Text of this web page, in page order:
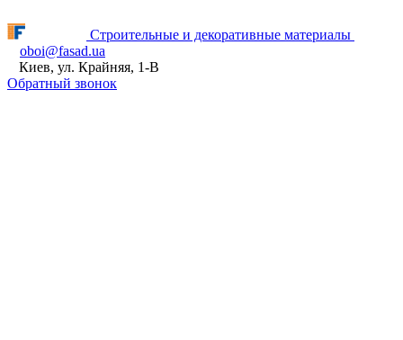
Строительные и декоративные материалы
oboi@fasad.ua
Киев, ул. Крайняя, 1-В
Обратный звонок